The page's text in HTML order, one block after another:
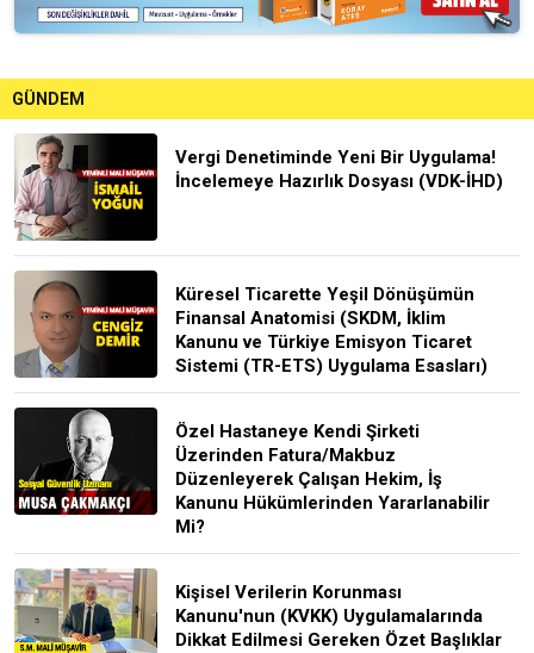
GÜNDEM
Vergi Denetiminde Yeni Bir Uygulama!
İncelemeye Hazırlık Dosyası (VDK-İHD)
Küresel Ticarette Yeşil Dönüşümün
Finansal Anatomisi (SKDM, İklim
Kanunu ve Türkiye Emisyon Ticaret
Sistemi (TR-ETS) Uygulama Esasları)
Özel Hastaneye Kendi Şirketi
Üzerinden Fatura/Makbuz
Düzenleyerek Çalışan Hekim, İş
Kanunu Hükümlerinden Yararlanabilir
Mi?
Kişisel Verilerin Korunması
Kanunu'nun (KVKK) Uygulamalarında
Dikkat Edilmesi Gereken Özet Başlıklar